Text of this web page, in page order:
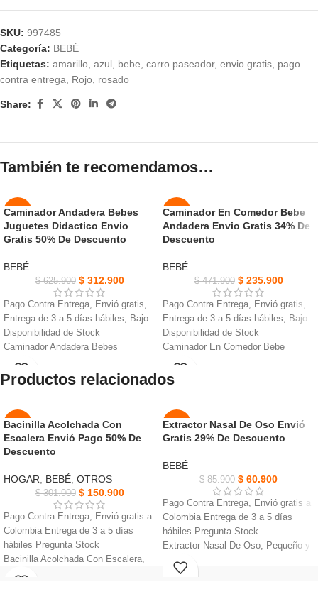
SKU: 997485
Categoría: BEBÉ
Etiquetas: amarillo azul bebe carro paseador, envio gratis pago
contra entrega
Rojo rosado
Share:
También te recomendamos…
-50%
NUEVO
Caminador Andadera Bebes
Juguetes Didactico Envio
Gratis 50% De Descuento
BEBÉ
$625.900 $312.900
Pago Contra Entrega, Envió gratis,
Entrega de 3 a 5 días hábiles, Bajo
Disponibilidad de Stock
Caminador Andadera Bebes
Juguetes Didactico, Bandeja
removible, Bandeja trasera
musical incorporada, 3 en 1
caminador comedor y andadera.
Cierre plegable, Producto portátil,
Excelente calidad.
Llantas de silicona (Trae 6 llantas),
la forma del andador es mucho más
estable.
-50%
NUEVO
Caminador En Comedor Bebe
Andadera Envio Gratis 34% De
Descuento
BEBÉ
$471.900 $235.900
Pago Contra Entrega, Envió gratis,
Entrega de 3 a 5 días hábiles, Bajo
Disponibilidad de Stock
Caminador En Comedor Bebe
Andadera, Material Tipo Plástico
ABS Se requieren baterías.
lavable a máquina.
Inserción de bandeja de juguete
Base ligera ancha y estable
El asiento se convierte en un
juguete de piso de actividad para
sentarse y jugar.
Las formas de dibujos animados
pueden estimular el desarrollo del
sentido visual del bebé.
Productos relacionados
-50%
NUEVO
Bacinilla Acolchada Con
Escalera Envió Pago 50% De
Descuento
HOGAR BEBÉ OTROS
$301.900 $150.900
Pago Contra Entrega, Envió gratis a
Colombia Entrega de 3 a 5 días
hábiles Pregunta Stock
Bacinilla Acolchada Con Escalera,
Hecha de material PP, diseño de
-29%
Extractor Nasal De Oso Envió
Gratis 29% De Descuento
BEBÉ
$85.900 $ 60.900
Pago Contra Entrega, Envió gratis a
Colombia Entrega de 3 a 5 días
hábiles Pregunta Stock
Extractor Nasal De Oso, Pequeño y
compacto, facil de llevar.
Boquilla de silicona de calidad